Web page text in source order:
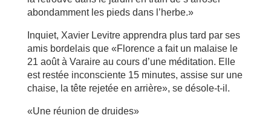
abondamment les pieds dans l’herbe.»
Inquiet, Xavier Levitre apprendra plus tard par ses
amis bordelais que «Florence a fait un malaise le
21 août à Varaire au cours d’une méditation. Elle
est restée inconsciente 15 minutes, assise sur une
chaise, la tête rejetée en arrière», se désole-t-il.
«Une réunion de druides»